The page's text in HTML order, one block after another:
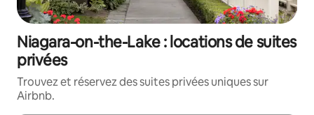
Niagara-on-the-Lake : locations de suites
privées
Trouvez et réservez des suites privées uniques sur
Airbnb.